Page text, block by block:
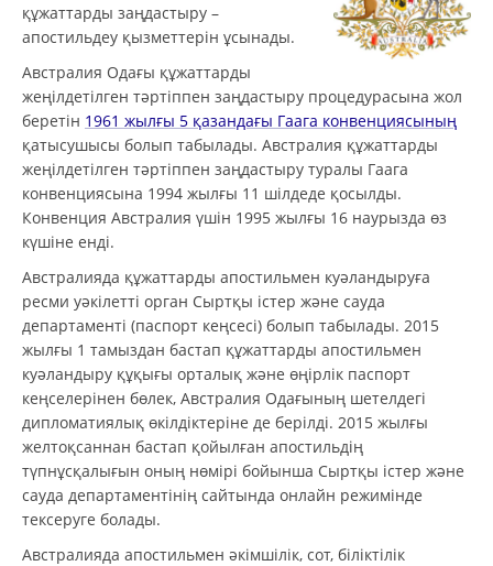
құжаттарды заңдастыру –
апостильдеу қызметтерін ұсынады.
Австралия Одағы құжаттарды
жеңілдетілген тәртіппен заңдастыру процедурасына жол
беретін 1961 жылғы 5 қазандағы Гаага конвенциясының
қатысушысы болып табылады. Австралия құжаттарды
жеңілдетілген тәртіппен заңдастыру туралы Гаага
конвенциясына 1994 жылғы 11 шілдеде қосылды.
Конвенция Австралия үшін 1995 жылғы 16 наурызда өз
күшіне енді.
Австралияда құжаттарды апостильмен куәландыруға
ресми уәкілетті орган Сыртқы істер және сауда
департаменті (паспорт кеңсесі) болып табылады. 2015
жылғы 1 тамыздан бастап құжаттарды апостильмен
куәландыру құқығы орталық және өңірлік паспорт
кеңселерінен бөлек, Австралия Одағының шетелдегі
дипломатиялық өкілдіктеріне де берілді. 2015 жылғы
желтоқсаннан бастап қойылған апостильдің
түпнұсқалығын оның нөмірі бойынша Сыртқы істер және
сауда департаментінің сайтында онлайн режимінде
тексеруге болады.
Австралияда апостильмен әкімшілік, сот, біліктілік